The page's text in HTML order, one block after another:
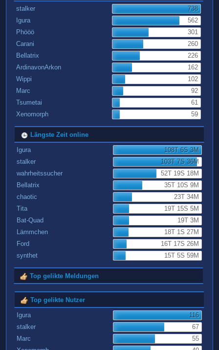
stalker
738
Igura
562
Phööö
301
Carani
260
Bellatrix
226
ArdinavonArkon
162
Wippi
102
Marc
92
Tsumetai
61
Xenomorph
59
Längste Zeit online
Igura
108T 6S 3M
stalker
103T 7S 36M
wahrheitssucher
52T 19S 18M
Bellatrix
35T 10S 9M
chaotic
23T 34M
Tita
19T 15S 5M
Bat-Quad
19T 3M
Lämmchen
18T 1S 27M
Ford
16T 17S 26M
synthet
15T 5S 59M
Top gelikte Meldungen
Top gelikte Nutzer
Igura
116
stalker
67
Marc
55